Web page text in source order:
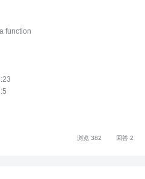
function
浏览 382 回答 2